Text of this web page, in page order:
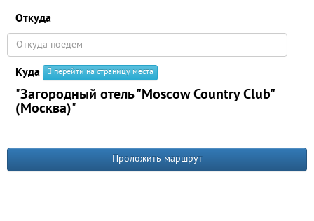
Откуда
Куда перейти на страницу места
"Загородный отель "Moscow Country Club"
(Москва)"
Проложить маршрут